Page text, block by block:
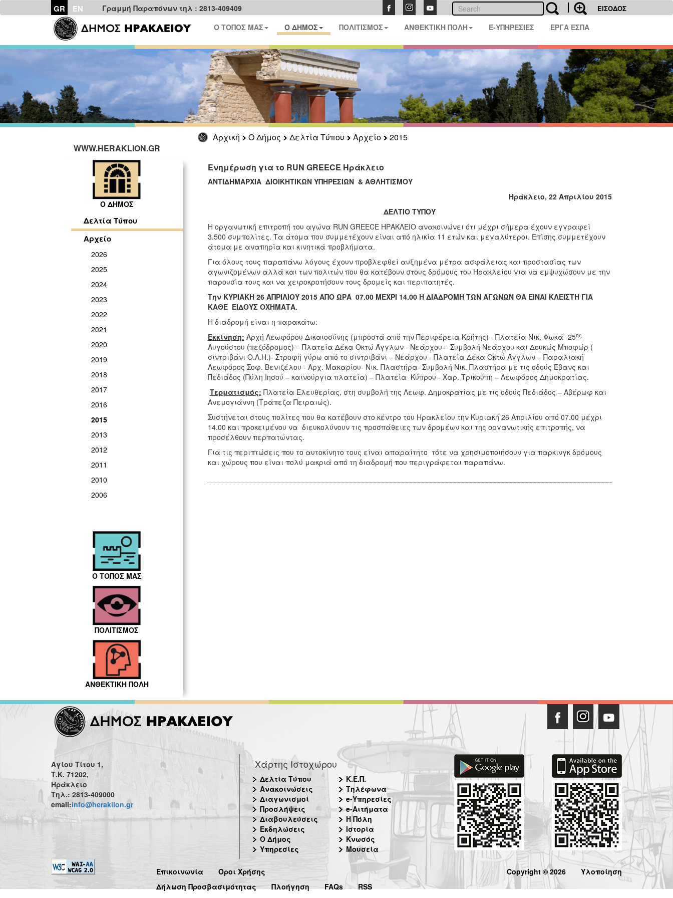
GR EN Γραμμή Παραπόνων τηλ : 2813-409409 ΕΙΣΟΔΟΣ
Ο ΤΟΠΟΣ ΜΑΣ Ο ΔΗΜΟΣ ΠΟΛΙΤΙΣΜΟΣ ΑΝΘΕΚΤΙΚΗ ΠΟΛΗ E-ΥΠΗΡΕΣΙΕΣ ΕΡΓΑ ΕΣΠΑ
Αρχική Ο Δήμος Δελτία Τύπου Αρχείο
2015
WWW.HERAKLION.GR
Ο ΔΗΜΟΣ
Δελτία Τύπου
Αρχείο
2026
2025
2024
2023
2022
2021
2020
2019
2018
2017
2016
2015
2013
2012
2011
2010
2006
Ο ΤΟΠΟΣ ΜΑΣ
ΠΟΛΙΤΙΣΜΟΣ
ΑΝΘΕΚΤΙΚΗ ΠΟΛΗ
Ενημέρωση για το RUN GREECE Ηράκλειο
ΑΝΤΙΔΗΜΑΡΧΙΑ ΔΙΟΙΚΗΤΙΚΩΝ ΥΠΗΡΕΣΙΩΝ & ΑΘΛΗΤΙΣΜΟΥ
Ηράκλειο, 22 Απριλίου 2015
ΔΕΛΤΙΟ ΤΥΠΟΥ
Η οργανωτική επιτροπή του αγώνα RUN GREECE ΗΡΑΚΛΕΙΟ ανακοινώνει ότι μέχρι σήμερα έχουν εγγραφεί
3.500 συμπολίτες. Τα άτομα που συμμετέχουν είναι από ηλικία 11 ετών και μεγαλύτεροι. Επίσης συμμετέχουν
άτομα με αναπηρία και κινητικά προβλήματα.
Για όλους τους παραπάνω λόγους έχουν προβλεφθεί αυξημένα μέτρα ασφάλειας και προστασίας των
αγωνιζομένων αλλά και των πολιτών που θα κατέβουν στους δρόμους του Ηρακλείου για να εμψυχώσουν με την
παρουσία τους και να χειροκροτήσουν τους δρομείς και περιπατητές.
Την ΚΥΡΙΑΚΗ 26 ΑΠΡΙΛΙΟΥ 2015 ΑΠΟ ΩΡΑ 07.00 ΜΕΧΡΙ 14.00 Η ΔΙΑΔΡΟΜΗ ΤΩΝ ΑΓΩΝΩΝ ΘΑ ΕΙΝΑΙ ΚΛΕΙΣΤΗ ΓΙΑ
ΚΑΘΕ ΕΙΔΟΥΣ ΟΧΗΜΑΤΑ.
Η διαδρομή είναι η παρακάτω:
Εκκίνηση: Αρχή Λεωφόρου Δικαιοσύνης (μπροστά από την Περιφέρεια Κρήτης) - Πλατεία Νικ. Φωκά- 25ης
Αυγούστου (πεζόδρομος) – Πλατεία Δέκα Οκτώ Άγγλων - Νεάρχου – Συμβολή Νεάρχου και Δουκώς Μποφώρ (
σιντριβάνι Ο.Λ.Η.)- Στροφή γύρω από το σιντριβάνι – Νεάρχου - Πλατεία Δέκα Οκτώ Άγγλων – Παραλιακή
Λεωφόρος Σοφ. Βενιζέλου - Αρχ. Μακαρίου- Νικ. Πλαστήρα- Συμβολή Νικ. Πλαστήρα με τις οδούς Έβανς και
Πεδιάδος (Πύλη Ιησού – καινούργια πλατεία) – Πλατεία Κύπρου - Χαρ. Τρικούπη – Λεωφόρος Δημοκρατίας.
Τερματισμός: Πλατεία Ελευθερίας, στη συμβολή της Λεωφ. Δημοκρατίας με τις οδούς Πεδιάδος – Αβέρωφ και
Ανεμογιάννη (Τράπεζα Πειραιώς).
Συστήνεται στους πολίτες που θα κατέβουν στο κέντρο του Ηρακλείου την Κυριακή 26 Απριλίου από 07.00 μέχρι
14.00 και προκειμένου να διευκολύνουν τις προσπάθειες των δρομέων και της οργανωτικής επιτροπής, να
προσέλθουν περπατώντας.
Για τις περιπτώσεις που το αυτοκίνητο τους είναι απαραίτητο τότε να χρησιμοποιήσουν για παρκινγκ δρόμους
και χώρους που είναι πολύ μακριά από τη διαδρομή που περιγράφεται παραπάνω.
Αγίου Τίτου 1,
Τ.Κ. 71202,
Ηράκλειο
Τηλ.: 2813-409000
email:info@heraklion.gr
Χάρτης Ιστοχώρου
Δελτία Τύπου
Ανακοινώσεις
Διαγωνισμοί
Προσλήψεις
Διαβουλεύσεις
Εκδηλώσεις
Ο Δήμος
Υπηρεσίες
Κ.Ε.Π.
Τηλέφωνα
e-Υπηρεσίες
e-Αιτήματα
Η Πόλη
Ιστορία
Κνωσός
Μουσεία
Επικοινωνία
Όροι Χρήσης
Δήλωση Προσβασιμότητας
Πλοήγηση FAQs RSS
Copyright © 2026 Υλοποίηση